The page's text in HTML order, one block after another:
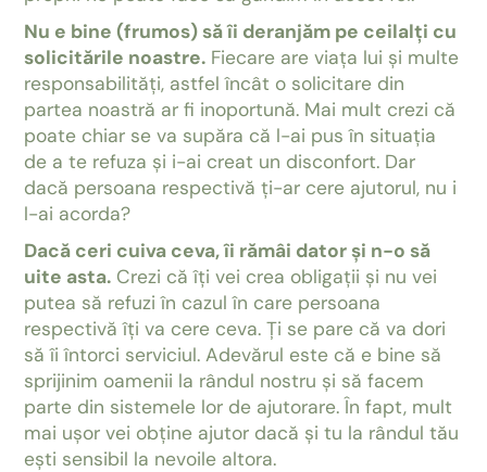
Nu e bine (frumos) să îi deranjăm pe ceilalți cu
solicitările noastre. Fiecare are viața lui și multe
responsabilități, astfel încât o solicitare din
partea noastră ar fi inoportună. Mai mult crezi că
poate chiar se va supăra că l-ai pus în situația
de a te refuza și i-ai creat un disconfort. Dar
dacă persoana respectivă ți-ar cere ajutorul, nu i
l-ai acorda?
Dacă ceri cuiva ceva, îi rămâi dator și n-o să
uite asta. Crezi că îți vei crea obligații și nu vei
putea să refuzi în cazul în care persoana
respectivă îți va cere ceva. Ți se pare că va dori
să îi întorci serviciul. Adevărul este că e bine să
sprijinim oamenii la rândul nostru și să facem
parte din sistemele lor de ajutorare. În fapt, mult
mai ușor vei obține ajutor dacă și tu la rândul tău
ești sensibil la nevoile altora.